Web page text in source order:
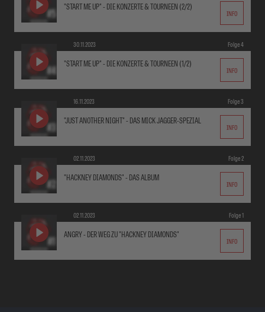
"START ME UP" - DIE KONZERTE & TOURNEEN (2/2)
INFO
30.11.2023 Folge 4
"START ME UP" - DIE KONZERTE & TOURNEEN (1/2)
INFO
16.11.2023 Folge 3
"JUST ANOTHER NIGHT" - DAS MICK JAGGER-SPEZIAL
INFO
02.11.2023 Folge 2
"HACKNEY DIAMONDS" - DAS ALBUM
INFO
02.11.2023 Folge 1
ANGRY - DER WEG ZU "HACKNEY DIAMONDS"
INFO